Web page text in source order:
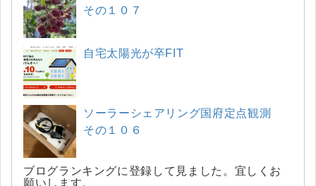
その１０７
自宅太陽光が卒FIT
ソーラーシェアリング国府定点観測
その１０６
ブログランキングに登録して見ました。宜しくお
願いします。